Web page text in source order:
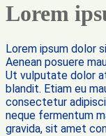
Lorem
Lorem ipsum dolor
Aenean posuere
Ut vulputate dolor
blandit. Etiam eu
consectetur
neque fermentum
gravida, sit amet